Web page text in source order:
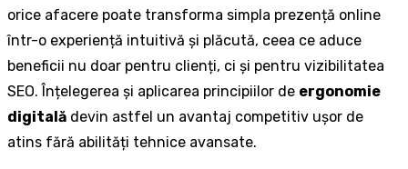
orice afacere poate transforma simpla prezență online
într-o experiență intuitivă și plăcută, ceea ce aduce
beneficii nu doar pentru clienți, ci și pentru vizibilitatea
SEO. Înțelegerea și aplicarea principiilor de ergonomie
digitală devin astfel un avantaj competitiv ușor de
atins fără abilități tehnice avansate.